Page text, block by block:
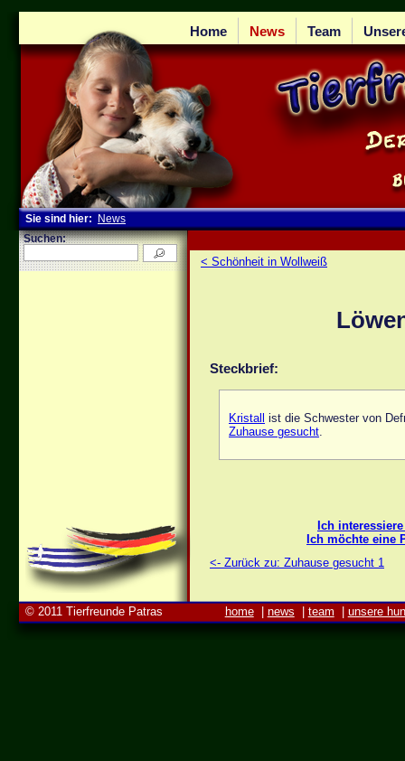
Home News Team
Sie sind hier:
News
Suchen:
< Schönheit in Wollweiß
Steckbrief:
Kristall ist die Schwester von
Zuhause gesucht
Ich
Ich möchte eine
<- Zurück zu: Zuhause gesucht 1
© 2011 Tierfreunde Patras home| news | team | unsere